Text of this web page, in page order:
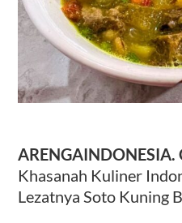
ARENGAINDONESIA.
Khasanah Kuliner
Lezatnya Soto Kuning